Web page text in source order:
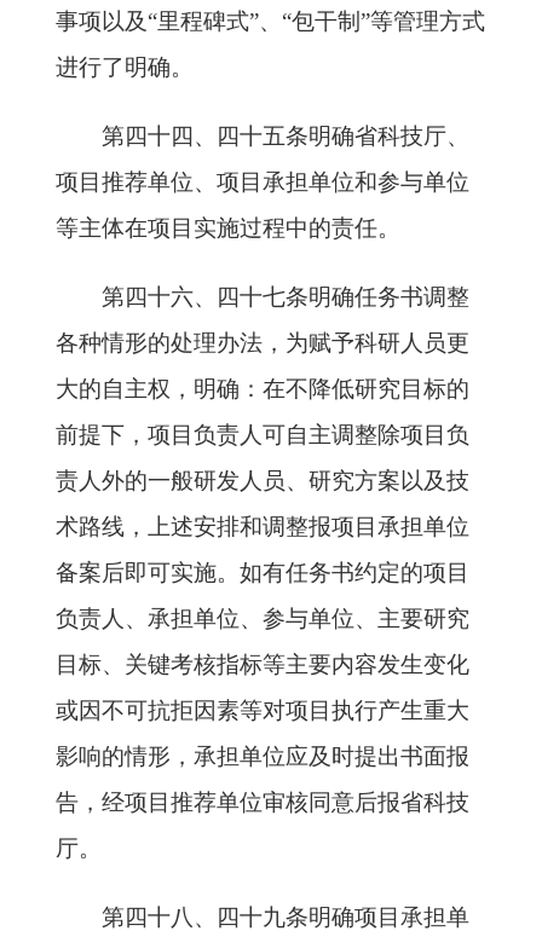
事项以及“里程碑式”、“包干制”等管理方式
进行了明确。
第四十四、四十五条明确省科技厅、
项目推荐单位、项目承担单位和参与单位
等主体在项目实施过程中的责任。
第四十六、四十七条明确任务书调整
各种情形的处理办法，为赋予科研人员更
大的自主权，明确：在不降低研究目标的
前提下，项目负责人可自主调整除项目负
责人外的一般研发人员、研究方案以及技
术路线，上述安排和调整报项目承担单位
备案后即可实施。如有任务书约定的项目
负责人、承担单位、参与单位、主要研究
目标、关键考核指标等主要内容发生变化
或因不可抗拒因素等对项目执行产生重大
影响的情形，承担单位应及时提出书面报
告，经项目推荐单位审核同意后报省科技
厅。
第四十八、四十九条明确项目承担单